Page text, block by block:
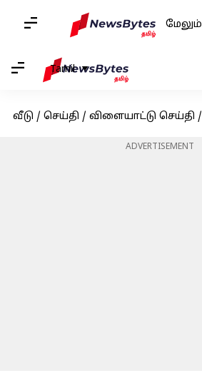
மேலும்
Tamil
வீடு / செய்தி / விளையாட்டு செய்தி /
ADVERTISEMENT